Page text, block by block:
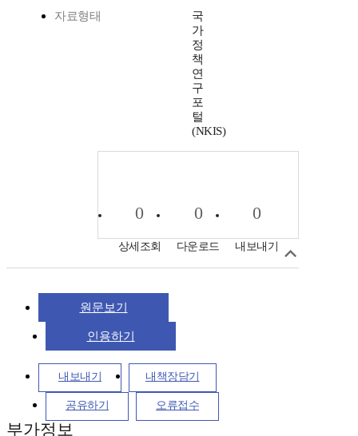
자료형태
국
가
정
책
연
구
포
털
(NKIS)
0
상세조회
0
다운로드
0
내보내기
원문보기
인용하기
내보내기 내책장담기
공유하기 오류접수
부가정보